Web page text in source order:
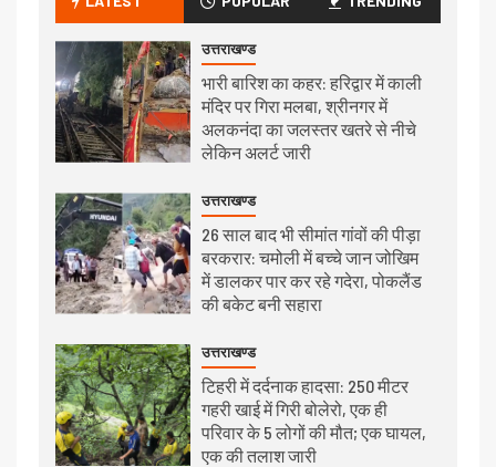
उत्तराखण्ड
भारी बारिश का कहर: हरिद्वार में काली
मंदिर पर गिरा मलबा, श्रीनगर में
अलकनंदा का जलस्तर खतरे से नीचे
लेकिन अलर्ट जारी
उत्तराखण्ड
26 साल बाद भी सीमांत गांवों की पीड़ा
बरकरार: चमोली में बच्चे जान जोखिम
में डालकर पार कर रहे गदेरा, पोकलैंड
की बकेट बनी सहारा
उत्तराखण्ड
टिहरी में दर्दनाक हादसा: 250 मीटर
गहरी खाई में गिरी बोलेरो, एक ही
परिवार के 5 लोगों की मौत; एक घायल,
एक की तलाश जारी